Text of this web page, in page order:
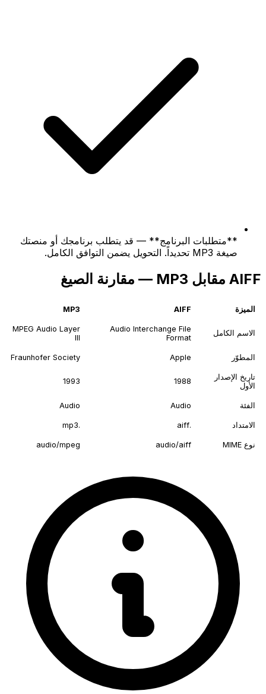
**متطلبات البرنامج** — قد يتطلب برنامجك أو منصتك
صيغة MP3 تحديداً. التحويل يضمن التوافق الكامل.
AIFF مقابل MP3 — مقارنة الصيغ
الميزة AIFF
MP3
الاسم الكامل
Audio Interchange File
Format
MPEG Audio Layer
III
المطوّر Apple
Fraunhofer Society
تاريخ الإصدار
الأول
1988
1993
الفئة Audio
Audio
الامتداد .aiff
.mp3
نوع MIME audio/aiff
audio/mpeg